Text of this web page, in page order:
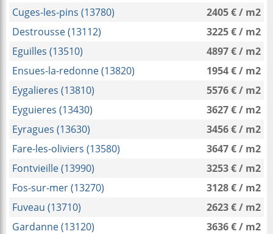
Cuges-les-pins (13780)
2405 € / m2
Destrousse (13112)
3225 € / m2
Eguilles (13510)
4897 € / m2
Ensues-la-redonne (13820)
1954 € / m2
Eygalieres (13810)
5576 € / m2
Eyguieres (13430)
3627 € / m2
Eyragues (13630)
3456 € / m2
Fare-les-oliviers (13580)
3647 € / m2
Fontvieille (13990)
3253 € / m2
Fos-sur-mer (13270)
3128 € / m2
Fuveau (13710)
2623 € / m2
Gardanne (13120)
3636 € / m2